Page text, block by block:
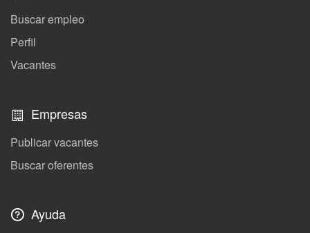
Buscar empleo
Perfil
Vacantes
Empresas
Publicar vacantes
Buscar oferentes
Ayuda